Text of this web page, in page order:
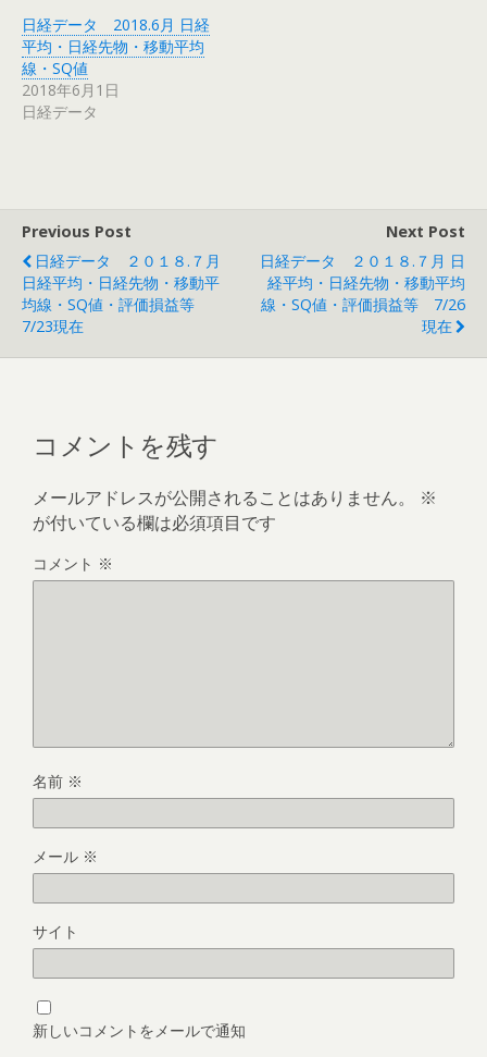
日経データ 2018.6月 日経
平均・日経先物・移動平均
線・SQ値
2018年6月1日
日経データ
Previous Post
日経データ ２０１８.７月
日経平均・日経先物・移動平
均線・SQ値・評価損益等
7/23現在
Next Post
日経データ ２０１８.７月 日
経平均・日経先物・移動平均
線・SQ値・評価損益等 7/26
現在
コメントを残す
メールアドレスが公開されることはありません。
※
が付いている欄は必須項目です
コメント ※
名前 ※
メール ※
サイト
新しいコメントをメールで通知